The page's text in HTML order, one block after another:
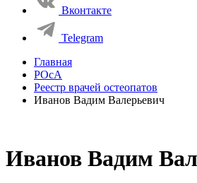
Вконтакте
Telegram
Главная
РОсА
Реестр врачей остеопатов
Иванов Вадим Валерьевич
Иванов Вадим